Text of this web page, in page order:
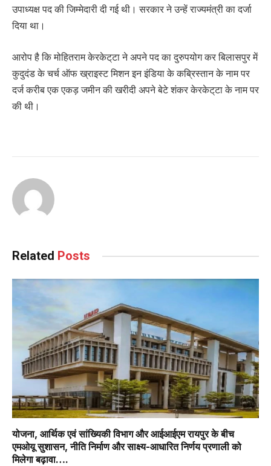
उपाध्यक्ष पद की जिम्मेदारी दी गई थी। सरकार ने उन्हें राज्यमंत्री का दर्जा
दिया था।
आरोप है कि मोहितराम केरकेट्‌टा ने अपने पद का दुरुपयोग कर बिलासपुर में
कुदुदंड के चर्च ऑफ ख्राइस्ट मिशन इन इंडिया के कब्रिस्तान के नाम पर
दर्ज करीब एक एकड़ जमीन की खरीदी अपने बेटे शंकर केरकेट्‌टा के नाम पर
की थी।
Reading
Related Posts
योजना, आर्थिक एवं सांख्यिकी विभाग और आईआईएम रायपुर के बीच
एमओयू सुशासन, नीति निर्माण और साक्ष्य-आधारित निर्णय प्रणाली को
मिलेगा बढ़ावा….